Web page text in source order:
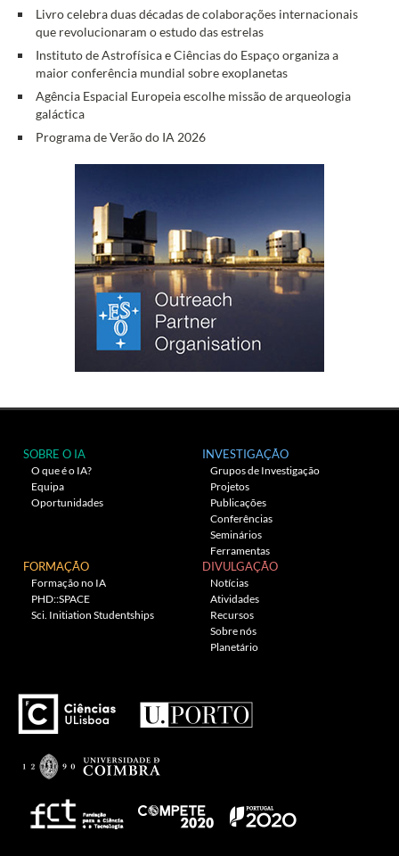
Livro celebra duas décadas de colaborações internacionais
que revolucionaram o estudo das estrelas
Instituto de Astrofísica e Ciências do Espaço organiza a
maior conferência mundial sobre exoplanetas
Agência Espacial Europeia escolhe missão de arqueologia
galáctica
Programa de Verão do IA 2026
SOBRE O IA
O que é o IA?
Equipa
Oportunidades
INVESTIGAÇÃO
Grupos de Investigação
Projetos
Publicações
Conferências
Seminários
Ferramentas
FORMAÇÃO
Formação no IA
PHD::SPACE
Sci. Initiation Studentships
DIVULGAÇÃO
Notícias
Atividades
Recursos
Sobre nós
Planetário